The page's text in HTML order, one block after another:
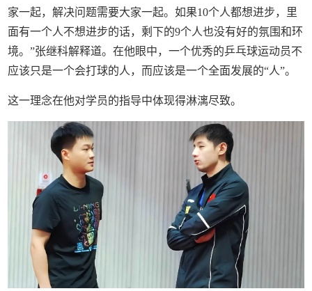
家一起，解决问题需要大家一起。如果10个人都想进步，里
面有一个人不想进步的话，剩下的9个人也没有好的氛围和环
境。”张继科解释道。在他眼中，一个优秀的乒乓球运动员不
应该只是一个会打球的人，而应该是一个全面发展的“人”。
这一理念在他对学员的指导中体现得淋漓尽致。